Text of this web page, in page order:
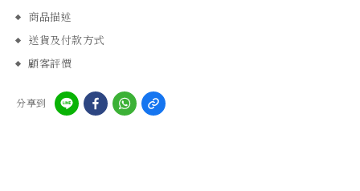
商品描述
送貨及付款方式
顧客評價
分享到